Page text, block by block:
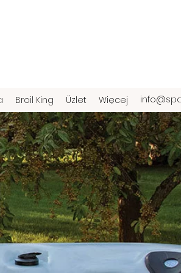
Broil King Üzlet Więcej